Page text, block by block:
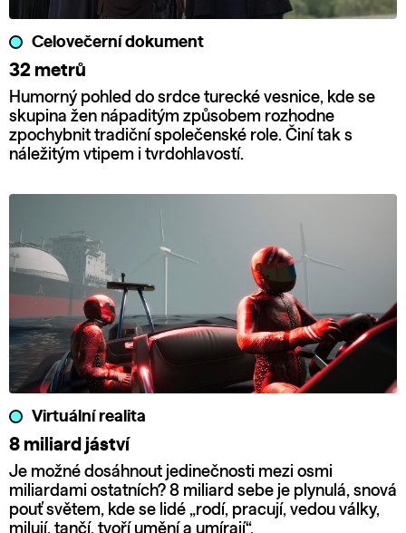
Celovečerní dokument
32 metrů
Humorný pohled do srdce turecké vesnice, kde se
skupina žen nápaditým způsobem rozhodne
zpochybnit tradiční společenské role. Činí tak s
náležitým vtipem i tvrdohlavostí.
Virtuální realita
8 miliard jáství
Je možné dosáhnout jedinečnosti mezi osmi
miliardami ostatních? 8 miliard sebe je plynulá, snová
pouť světem, kde se lidé „rodí, pracují, vedou války,
milují, tančí, tvoří umění a umírají“.